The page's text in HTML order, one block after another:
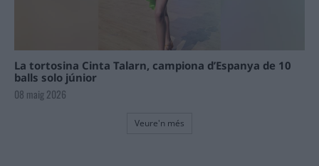
La tortosina Cinta Talarn, campiona d’Espanya de 10
balls solo júnior
08 maig 2026
Veure'n més